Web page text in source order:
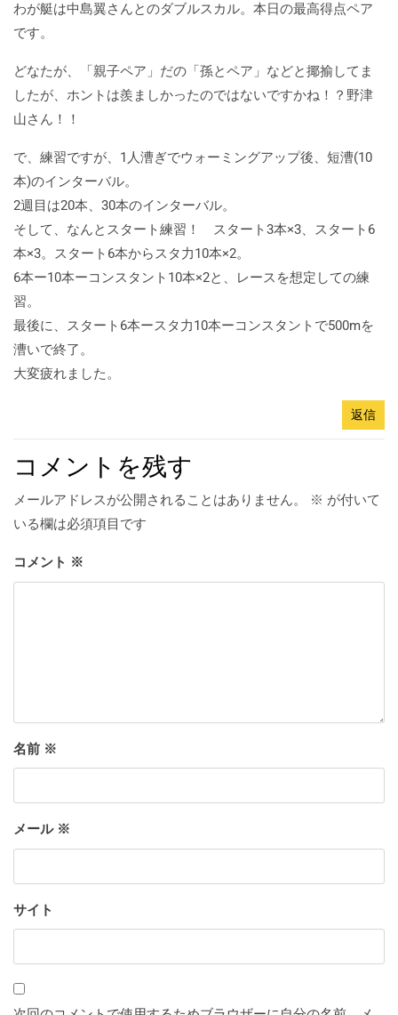
わが艇は中島翼さんとのダブルスカル。本日の最高得点ペア
です。
どなたが、「親子ペア」だの「孫とペア」などと揶揄してま
したが、ホントは羨ましかったのではないですかね！？野津
山さん！！
で、練習ですが、1人漕ぎでウォーミングアップ後、短漕(10
本)のインターバル。
2週目は20本、30本のインターバル。
そして、なんとスタート練習！ スタート3本×3、スタート6
本×3。スタート6本からスタ力10本×2。
6本ー10本ーコンスタント10本×2と、レースを想定しての練
習。
最後に、スタート6本ースタ力10本ーコンスタントで500mを
漕いで終了。
大変疲れました。
返信
コメントを残す
メールアドレスが公開されることはありません。 ※ が付いて
いる欄は必須項目です
コメント ※
名前 ※
メール ※
サイト